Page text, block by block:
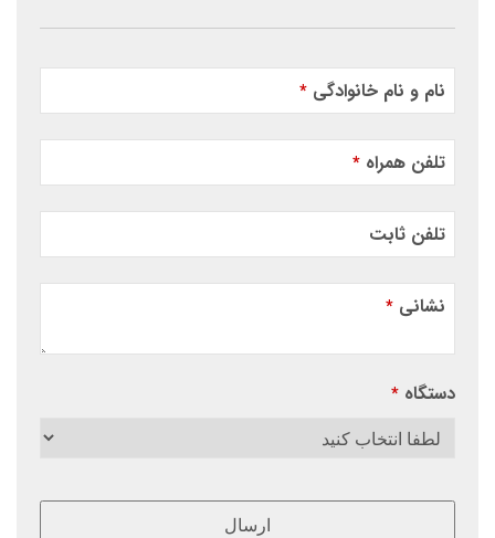
نام و نام خانوادگی *
تلفن همراه *
تلفن ثابت
نشانی *
دستگاه *
ارسال